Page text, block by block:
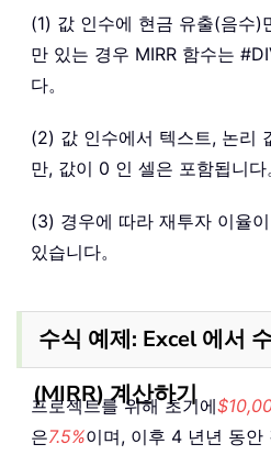
(1) 값 인수에 현금 유출(음수)
만 있는 경우 MIRR 함수는
다。
(2) 값 인수에서 텍스트, 논리
만, 값이 0 인 셀은 포함됩니다
(3) 경우에 따라 재투자 이율
있습니다。
수식 예제: Excel 에서
(MIRR) 계산하기
프로젝트를 위해 초기에
은7.5%이며, 이후 4 년년 동